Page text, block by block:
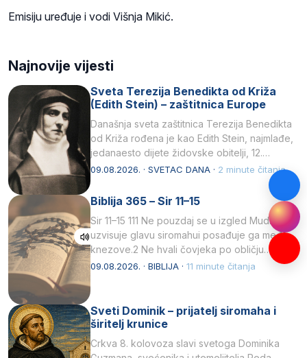
Emisiju uređuje i vodi Višnja Mikić.
Najnovije vijesti
Sveta Terezija Benedikta od Križa
(Edith Stein) – zaštitnica Europe
Današnja sveta zaštitnica Terezija Benedikta
od Križa rođena je kao Edith Stein, najmlađe,
jedanaesto dijete židovske obitelji, 12.
listopada 1891, u Wrocławu…
09.08.2026. · SVETAC DANA · 2 minute čitanja
Biblija 365 – Sir 11–15
Sir 11–15 111 Ne pouzdaj se u izgled Mudrost
uzvisuje glavu siromahui posađuje ga među
knezove.2 Ne hvali čovjeka po obličju
njegovui…
09.08.2026. · BIBLIJA · 11 minute čitanja
Sveti Dominik – prijatelj siromaha i
širitelj krunice
Crkva 8. kolovoza slavi svetoga Dominika